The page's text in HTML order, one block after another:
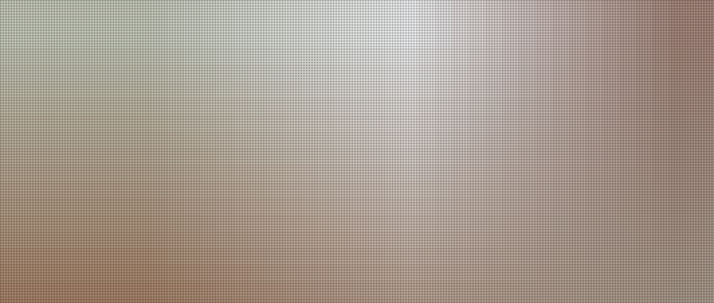
RATHAUS
Bürgermeister
Verwaltung - Kontakte
Ratsinformationssystem
Persönlichkeiten & Ehrungen
Aktuelle Themen
Zahlen und Fakten
RUNDUM
Planen und Bauen
Stadtwerke
Ver- und
Ärzte
Ferienbetreuung